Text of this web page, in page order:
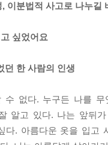
지 않으려고 자는 시간
. 절간의 스님 말대로 난
센스 안에서 내팽개친
이분법적 사고로 나누길
싶었어요
던 한 사람의 인생
수 없다. 누구든 나를
알고 있다. 나는 앞뒤
다. 아름다운 옷을 입고